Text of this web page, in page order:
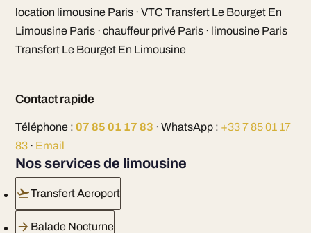
location limousine Paris · VTC Transfert Le Bourget En
Limousine Paris · chauffeur privé Paris · limousine Paris
Transfert Le Bourget En Limousine
Contact rapide
Téléphone : 07 85 01 17 83 · WhatsApp : +33 7 85 01 17
83· Email
Nos services de limousine
Transfert Aeroport
Balade Nocturne